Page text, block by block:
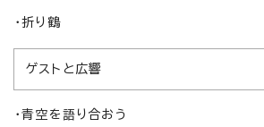
・折り鶴
ゲストと広響
・青空を語り合おう